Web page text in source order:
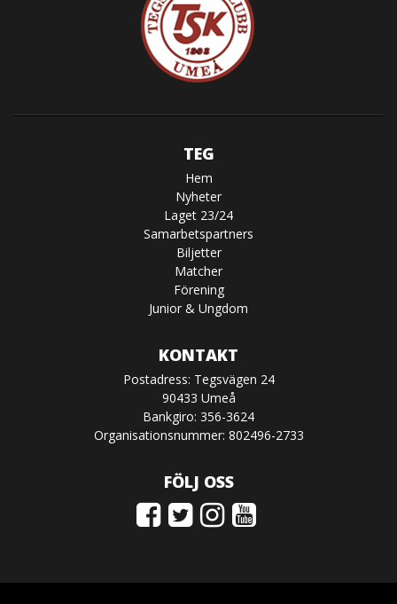
TEG
Hem
Nyheter
Laget 23/24
Samarbetspartners
Biljetter
Matcher
Förening
Junior & Ungdom
KONTAKT
Postadress: Tegsvägen 24
90433 Umeå
Bankgiro: 356-3624
Organisationsnummer: 802496-2733
FÖLJ OSS